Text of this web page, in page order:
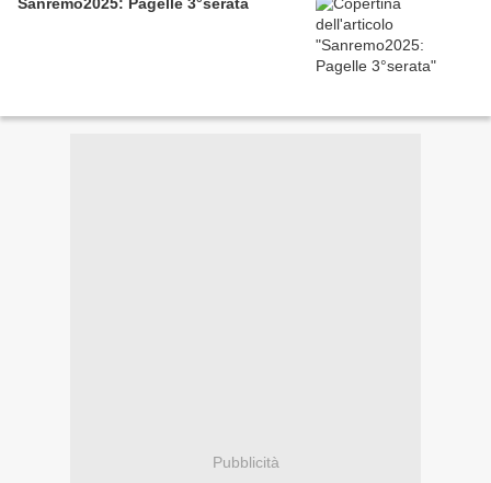
Pubblicità